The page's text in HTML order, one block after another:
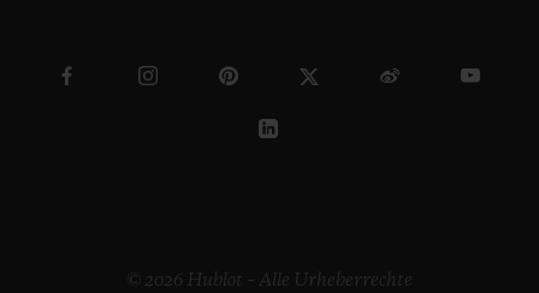
© 2026 Hublot – Alle Urheberrechte